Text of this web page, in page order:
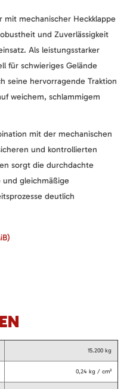
mit mechanischer Heckklappe
und Zuverlässigkeit
Als leistungsstarker
für schwieriges Gelände
seine hervorragende Traktion
weichem, schlammigem
mit der mechanischen
und kontrollierten
sorgt die durchdachte
gleichmäßige
deutlich
15.200 kg
0,24 kg / cm²